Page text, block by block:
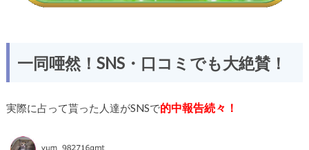
一同唖然！SNS・口コミでも大絶賛！
実際に占って貰った人達がSNSで的中報告続々！